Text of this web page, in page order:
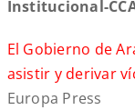
Institucional-
El Gobierno de
asistir y derivar
Europa Press